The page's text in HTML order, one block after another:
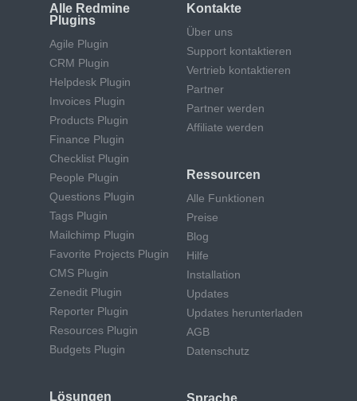
Alle Redmine
Plugins
Agile Plugin
CRM Plugin
Helpdesk Plugin
Invoices Plugin
Products Plugin
Finance Plugin
Checklist Plugin
People Plugin
Questions Plugin
Tags Plugin
Mailchimp Plugin
Favorite Projects Plugin
CMS Plugin
Zenedit Plugin
Reporter Plugin
Resources Plugin
Budgets Plugin
Lösungen
Kontakte
Über uns
Support kontaktieren
Vertrieb kontaktieren
Partner
Partner werden
Affiliate werden
Ressourcen
Alle Funktionen
Preise
Blog
Hilfe
Installation
Updates
Updates herunterladen
AGB
Datenschutz
Sprache